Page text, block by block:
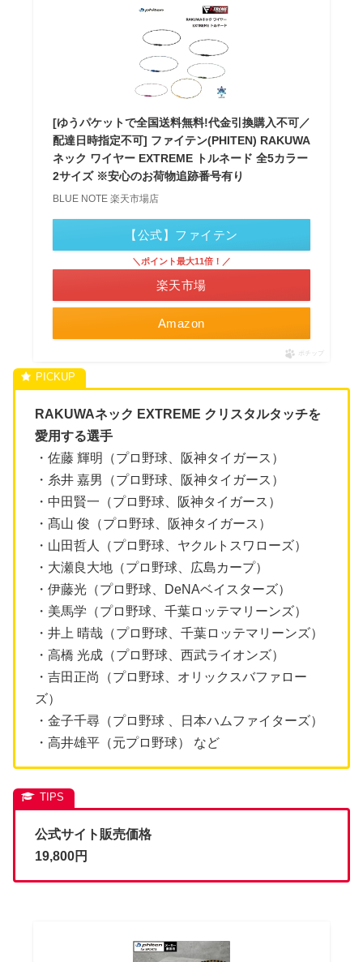
[ゆうパケットで全国送料無料!代金引換購入不可／
配達日時指定不可] ファイテン(PHITEN) RAKUWA
ネック ワイヤー EXTREME トルネード 全5カラー
2サイズ ※安心のお荷物追跡番号有り
BLUE NOTE 楽天市場店
Amazon
＼ポイント最大11倍！／
楽天市場
【公式】ファイテン
ポチップ
RAKUWAネック EXTREME クリスタルタッチを
愛用する選手
・佐藤 輝明（プロ野球、阪神タイガース）
・糸井 嘉男（プロ野球、阪神タイガース）
・中田賢一（プロ野球、阪神タイガース）
・髙山 俊（プロ野球、阪神タイガース）
・山田哲人（プロ野球、ヤクルトスワローズ）
・大瀬良大地（プロ野球、広島カープ）
・伊藤光（プロ野球、DeNAベイスターズ）
・美馬学（プロ野球、千葉ロッテマリーンズ）
・井上 晴哉（プロ野球、千葉ロッテマリーンズ）
・高橋 光成（プロ野球、西武ライオンズ）
・吉田正尚（プロ野球、オリックスバファロー
ズ）
・金子千尋（プロ野球 、日本ハムファイターズ）
・高井雄平（元プロ野球） など
公式サイト販売価格
19,800円